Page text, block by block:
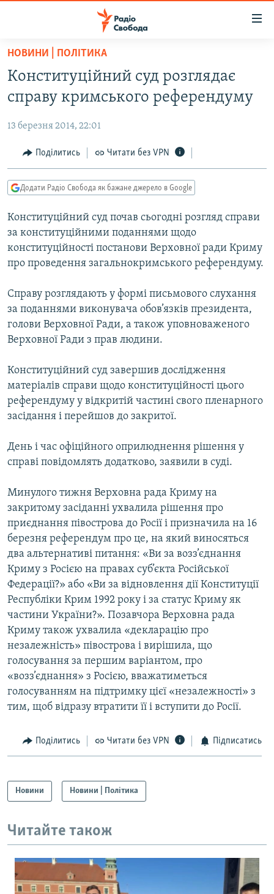
Перейти
основного
матеріалу
Перейти
до
навігації
Перейти
до
ВСЕ ЗА ДОБУ
СТАТТІ
ПОЛІТИКА
ЕКОНОМІКА
КУЛЬТУРА
СПОРТ
СВІТ
ВІЙНА
РОСІЙСЬКА «ФІЛЬТРАЦІЯ»
КРИМ.РЕАЛІЇ
ТИ ЯК?
КИТАЙ.ВИКЛИКИ
ФОТО
СПЕЦПРОЄКТИ
КРИМ РЕАЛІЇ
РУС
УКР
КТАТ
Усі сайти RFE/RL
НОВИНИ | ПОЛІТИКА
Конституційний суд розглядає
справу кримського референдуму
13 березня 2014, 22:01
Поділитись Читати без VPN
Додати Радіо Свобода як бажане джерело в Google
Конституційний суд почав сьогодні розгляд справи
за конституційними поданнями щодо
конституційності постанови Верховної ради Криму
про проведення загальнокримського референдуму.
Справу розглядають у формі письмового слухання
за поданнями виконувача обов’язків президента,
голови Верховної Ради, а також уповноваженого
Верховної Ради з прав людини.
Конституційний суд завершив дослідження
матеріалів справи щодо конституційності цього
референдуму у відкритій частині свого пленарного
засідання і перейшов до закритої.
День і час офіційного оприлюднення рішення у
справі повідомлять додатково, заявили в суді.
Минулого тижня Верховна рада Криму на
закритому засіданні ухвалила рішення про
приєднання півострова до Росії і призначила на 16
березня референдум про це, на який виносяться
два альтернативі питання: «Ви за возз’єднання
Криму з Росією на правах суб’єкта Російської
Федерації?» або «Ви за відновлення дії Конституції
Республіки Крим 1992 року і за статус Криму як
частини України?». Позавчора Верховна рада
Криму також ухвалила «декларацію про
незалежність» півострова і вирішила, що
голосування за першим варіантом, про
«возз’єднання» з Росією, вважатиметься
голосуванням на підтримку цієї «незалежності» з
тим, щоб відразу втратити її і вступити до Росії.
Поділитись Читати без VPN Підписатись
Новини Новини | Політика
Читайте також